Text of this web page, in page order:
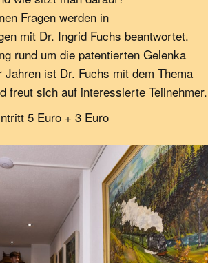
Fragen werden in
mit Dr. Ingrid Fuchs beantwortet.
rund um die patentierten Gelenka
Jahren ist Dr. Fuchs mit dem Thema
freut sich auf interessierte Teilnehmer.
5 Euro + 3 Euro